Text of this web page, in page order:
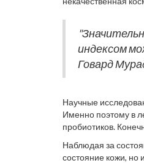
индексом
Говард
Научные
Именно поэтому в
пробиотиков.
Наблюдая за
состояние кожи, но